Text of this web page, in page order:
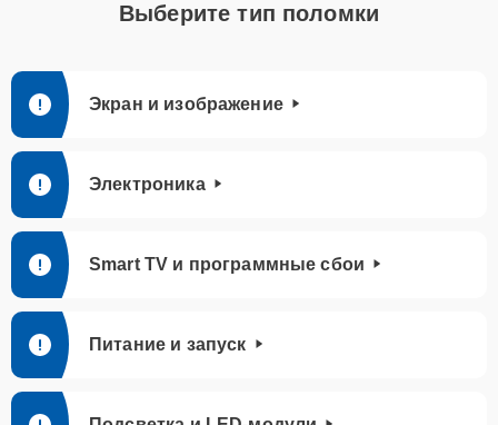
Выберите тип поломки
Экран и изображение
Электроника
Smart TV и программные сбои
Питание и запуск